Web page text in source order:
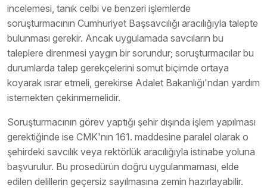
incelemesi, tanık celbi ve benzeri işlemlerde
soruşturmacının Cumhuriyet Başsavcılığı aracılığıyla talepte
bulunması gerekir. Ancak uygulamada savcıların bu
taleplere direnmesi yaygın bir sorundur; soruşturmacılar bu
durumlarda talep gerekçelerini somut biçimde ortaya
koyarak ısrar etmeli, gerekirse Adalet Bakanlığı'ndan yardım
istemekten çekinmemelidir.
Soruşturmacının görev yaptığı şehir dışında işlem yapılması
gerektiğinde ise CMK'nın 161. maddesine paralel olarak o
şehirdeki savcılık veya rektörlük aracılığıyla istinabe yoluna
başvurulur. Bu prosedürün doğru uygulanmaması, elde
edilen delillerin geçersiz sayılmasına zemin hazırlayabilir.